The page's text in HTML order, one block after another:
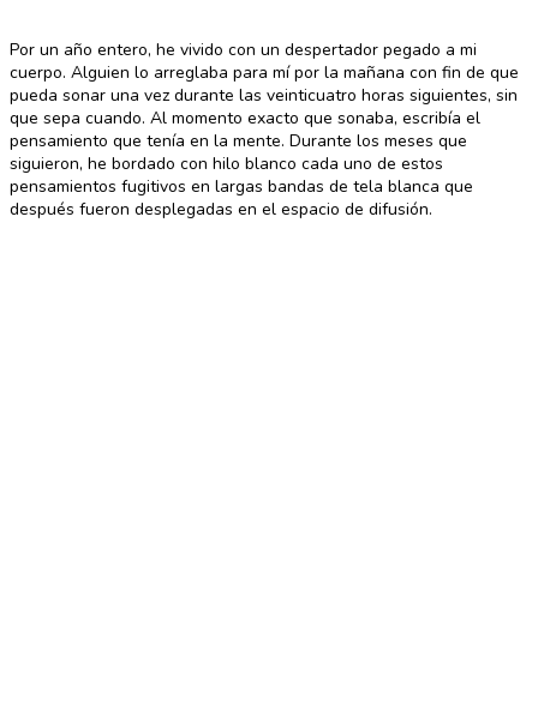
Por un año entero, he vivido con un despertador pegado a mi
cuerpo. Alguien lo arreglaba para mí por la mañana con fin de que
pueda sonar una vez durante las veinticuatro horas siguientes, sin
que sepa cuando. Al momento exacto que sonaba, escribía el
pensamiento que tenía en la mente. Durante los meses que
siguieron, he bordado con hilo blanco cada uno de estos
pensamientos fugitivos en largas bandas de tela blanca que
después fueron desplegadas en el espacio de difusión.